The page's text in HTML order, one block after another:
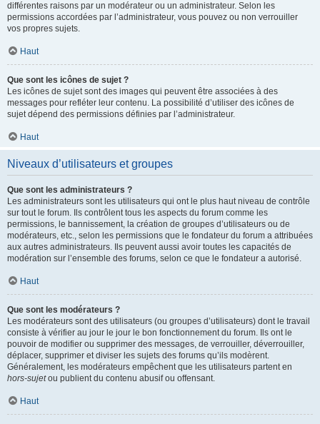
différentes raisons par un modérateur ou un administrateur. Selon les
permissions accordées par l’administrateur, vous pouvez ou non verrouiller
vos propres sujets.
Haut
Que sont les icônes de sujet ?
Les icônes de sujet sont des images qui peuvent être associées à des
messages pour refléter leur contenu. La possibilité d’utiliser des icônes de
sujet dépend des permissions définies par l’administrateur.
Haut
Niveaux d’utilisateurs et groupes
Que sont les administrateurs ?
Les administrateurs sont les utilisateurs qui ont le plus haut niveau de contrôle
sur tout le forum. Ils contrôlent tous les aspects du forum comme les
permissions, le bannissement, la création de groupes d’utilisateurs ou de
modérateurs, etc., selon les permissions que le fondateur du forum a attribuées
aux autres administrateurs. Ils peuvent aussi avoir toutes les capacités de
modération sur l’ensemble des forums, selon ce que le fondateur a autorisé.
Haut
Que sont les modérateurs ?
Les modérateurs sont des utilisateurs (ou groupes d’utilisateurs) dont le travail
consiste à vérifier au jour le jour le bon fonctionnement du forum. Ils ont le
pouvoir de modifier ou supprimer des messages, de verrouiller, déverrouiller,
déplacer, supprimer et diviser les sujets des forums qu’ils modèrent.
Généralement, les modérateurs empêchent que les utilisateurs partent en
hors-sujetou publient du contenu abusif ou offensant.
Haut